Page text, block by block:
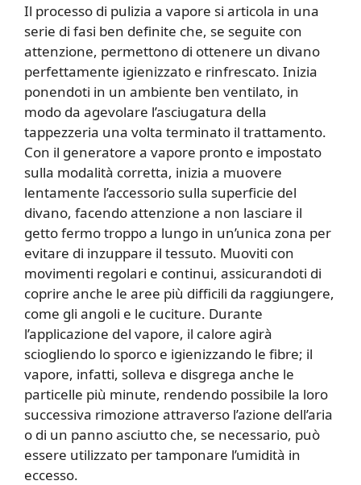
Il processo di pulizia a vapore si articola in una
serie di fasi ben definite che, se seguite con
attenzione, permettono di ottenere un divano
perfettamente igienizzato e rinfrescato. Inizia
ponendoti in un ambiente ben ventilato, in
modo da agevolare l’asciugatura della
tappezzeria una volta terminato il trattamento.
Con il generatore a vapore pronto e impostato
sulla modalità corretta, inizia a muovere
lentamente l’accessorio sulla superficie del
divano, facendo attenzione a non lasciare il
getto fermo troppo a lungo in un’unica zona per
evitare di inzuppare il tessuto. Muoviti con
movimenti regolari e continui, assicurandoti di
coprire anche le aree più difficili da raggiungere,
come gli angoli e le cuciture. Durante
l’applicazione del vapore, il calore agirà
sciogliendo lo sporco e igienizzando le fibre; il
vapore, infatti, solleva e disgrega anche le
particelle più minute, rendendo possibile la loro
successiva rimozione attraverso l’azione dell’aria
o di un panno asciutto che, se necessario, può
essere utilizzato per tamponare l’umidità in
eccesso.